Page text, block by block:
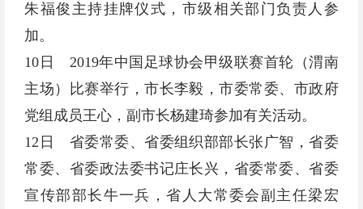
朱福俊主持挂牌仪式，市级相关部门负责人参
加。
10日 2019年中国足球协会甲级联赛首轮（渭南
主场）比赛举行，市长李毅，市委常委、市政府
党组成员王心，副市长杨建琦参加有关活动。
12日 省委常委、省委组织部部长张广智，省委
常委、省委政法委书记庄长兴，省委常委、省委
宣传部部长牛一兵，省人大常委会副主任梁宏